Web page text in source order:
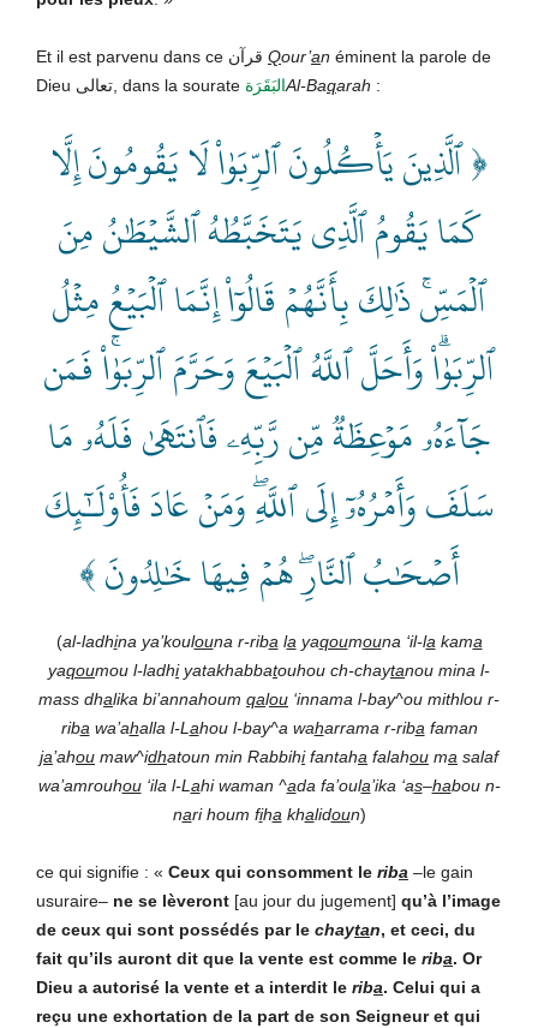
Et il est parvenu dans ce قرآن Qour’an éminent la parole de
Dieu تعالى, dans la sourate البَقَرَةAl-Baqarah :
﴿ ٱلَّذِينَ يَأۡكُلُونَ ٱلرِّبَوٰاْ لَا يَقُومُونَ إِلَّا
كَمَا يَقُومُ ٱلَّذِي يَتَخَبَّطُهُ ٱلشَّيۡطَٰنُ مِنَ
ٱلۡمَسِّۚ ذَٰلِكَ بِأَنَّهُمۡ قَالُوٓاْ إِنَّمَا ٱلۡبَيۡعُ مِثۡلُ
ٱلرِّبَوٰاْۗ وَأَحَلَّ ٱللَّهُ ٱلۡبَيۡعَ وَحَرَّمَ ٱلرِّبَوٰاْۚ فَمَن
جَآءَهُۥ مَوۡعِظَةٞ مِّن رَّبِّهِۦ فَٱنتَهَىٰ فَلَهُۥ مَا
سَلَفَ وَأَمۡرُهُۥٓ إِلَى ٱللَّهِۖ وَمَنۡ عَادَ فَأُوْلَـٰٓئِكَ
أَصۡحَٰبُ ٱلنَّارِۖ هُمۡ فِيهَا خَٰلِدُونَ ﴾
(al-ladhina ya’koulouna r-riba la yaqoumouna ‘il-la kama
yaqoumou l-ladhiyatakhabbatouhou ch-chaytanou mina l-
mass dhalika bi’annahoum qalou ‘innama l-bay^ou mithlou r-
riba wa’ahalla l-L ahou l-bay^a waharrama r-riba faman
ja’ahou maw^idhatoun min Rabbihifantaha falahou ma salaf
wa’amrouhou‘ila l-L ahi waman ^ada fa’oula’ika ‘as–habou n-
nari houm fiha khalidoun)
ce qui signifie : « Ceux qui consomment le riba –le gain
usuraire– ne se lèveront [au jour du jugement] qu’à l’image
de ceux qui sont possédés par le chaytan, et ceci, du
fait qu’ils auront dit que la vente est comme le riba. Or
Dieu a autorisé la vente et a interdit le riba. Celui qui a
reçu une exhortation de la part de son Seigneur et qui